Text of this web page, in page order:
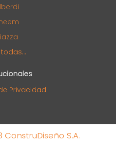
Privacidad
S.A.